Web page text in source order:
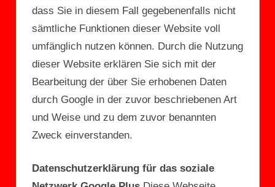
dass Sie in diesem Fall gegebenenfalls nicht
sämtliche Funktionen dieser Website voll
umfänglich nutzen können. Durch die Nutzung
dieser Website erklären Sie sich mit der
Bearbeitung der über Sie erhobenen Daten
durch Google in der zuvor beschriebenen Art
und Weise und zu dem zuvor benannten
Zweck einverstanden.
Datenschutzerklärung für das soziale